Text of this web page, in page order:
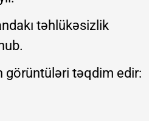
təhlükəsizlik
görüntüləri təqdim edir: